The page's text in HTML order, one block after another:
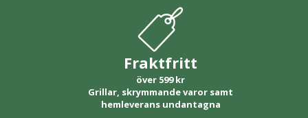
Fraktfritt
över 599 kr
Grillar, skrymmande varor samt
hemleverans undantagna